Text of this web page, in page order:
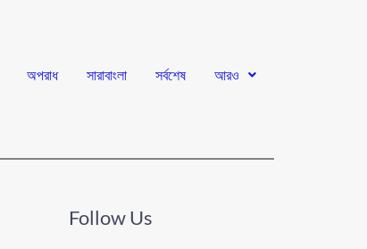
অপরাধ সারাবাংলা সর্বশেষ আরও
Follow Us